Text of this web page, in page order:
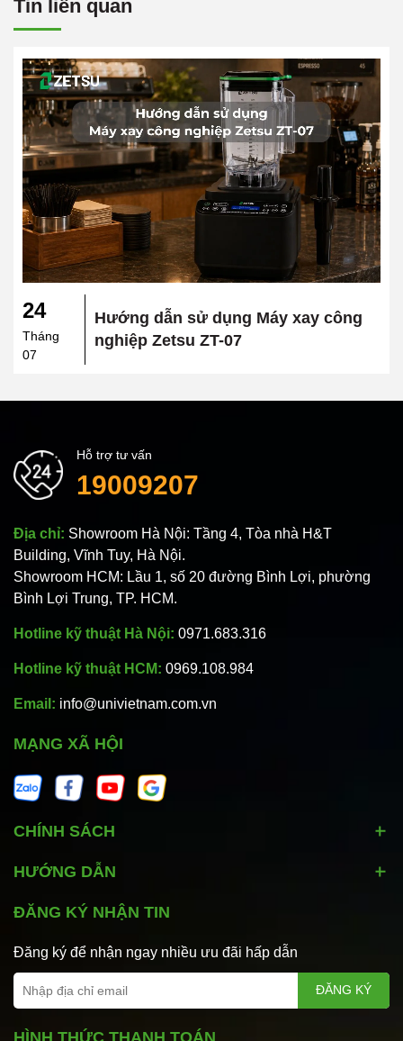
Tin liên quan
24
Tháng
07
Hướng dẫn sử dụng Máy xay công
nghiệp Zetsu ZT-07
Hỗ trợ tư vấn
19009207
Địa chỉ: Showroom Hà Nội: Tầng 4, Tòa nhà H&T
Building, Vĩnh Tuy, Hà Nội.
Showroom HCM: Lầu 1, số 20 đường Bình Lợi, phường
Bình Lợi Trung, TP. HCM.
Hotline kỹ thuật Hà Nội: 0971.683.316
Hotline kỹ thuật HCM: 0969.108.984
Email: info@univietnam.com.vn
MẠNG XÃ HỘI
CHÍNH SÁCH
HƯỚNG DẪN
ĐĂNG KÝ NHẬN TIN
Đăng ký để nhận ngay nhiều ưu đãi hấp dẫn
ĐĂNG KÝ
HÌNH THỨC THANH TOÁN